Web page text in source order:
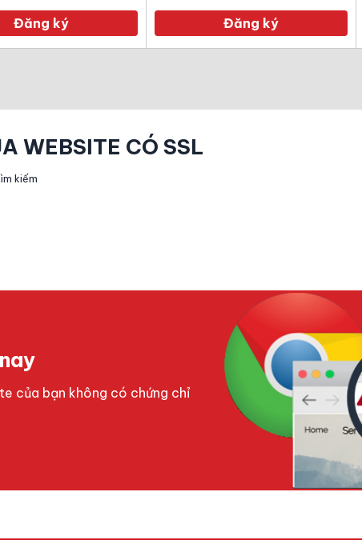
Đăng ký Đăng ký
WEBSITE CÓ SSL
kiếm
của bạn không có chứng chỉ